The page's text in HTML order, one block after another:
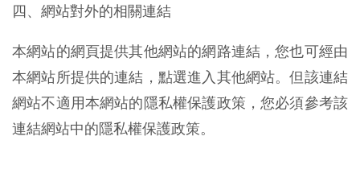
四、網站對外的相關連結
本網站的網頁提供其他網站的網路連結，您也可經由
本網站所提供的連結，點選進入其他網站。但該連結
網站不適用本網站的隱私權保護政策，您必須參考該
連結網站中的隱私權保護政策。